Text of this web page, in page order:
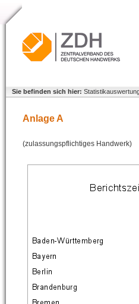
Sie befinden sich hier:
Anlage A
(zulassungspflichtiges Handwerk)